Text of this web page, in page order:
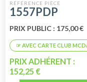
1557PDP
PRIX PUBLIC : 175,00 €
PRIX ADHÉRENT :
152,25 €